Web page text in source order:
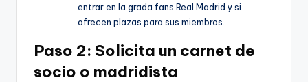
entrar en la grada fans Real Madrid y si
ofrecen plazas para sus miembros.
Paso 2: Solicita un carnet de
socio o madridista